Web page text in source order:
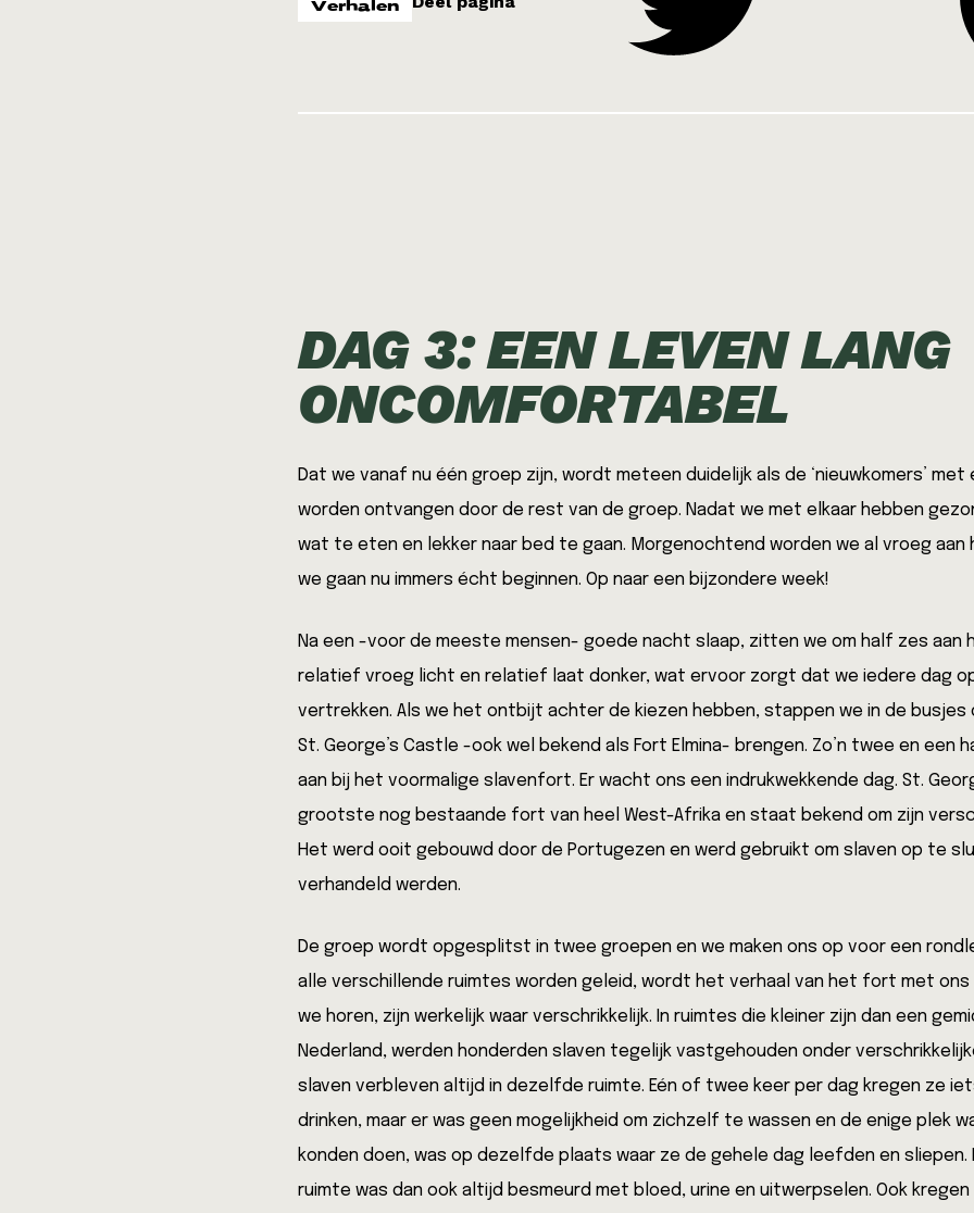
Verhalen
DAG 3: EEN LEVEN LANG
ONCOMFORTABEL
Dat we vanaf nu één groep zijn, wordt meteen duidelijk als de ‘nieuwkomers’ met
worden ontvangen door de rest van de groep. Nadat we met elkaar hebben
wat te eten en lekker naar bed te gaan. Morgenochtend worden we al vroeg
we gaan nu immers écht beginnen. Op naar een bijzondere week!
Na een -voor de meeste mensen- goede nacht slaap, zitten we om half zes aan
relatief vroeg licht en relatief laat donker, wat ervoor zorgt dat we iedere dag
vertrekken. Als we het ontbijt achter de kiezen hebben, stappen we in de busjes
St. George’s Castle -ook wel bekend als Fort Elmina- brengen. Zo’n twee en een
aan bij het voormalige slavenfort. Er wacht ons een indrukwekkende dag. St.
grootste nog bestaande fort van heel West-Afrika en staat bekend om zijn
Het werd ooit gebouwd door de Portugezen en werd gebruikt om slaven op te
verhandeld werden.
De groep wordt opgesplitst in twee groepen en we maken ons op voor een
alle verschillende ruimtes worden geleid, wordt het verhaal van het fort met ons
we horen, zijn werkelijk waar verschrikkelijk. In ruimtes die kleiner zijn dan een
Nederland, werden honderden slaven tegelijk vastgehouden onder
slaven verbleven altijd in dezelfde ruimte. Eén of twee keer per dag kregen ze
drinken, maar er was geen mogelijkheid om zichzelf te wassen en de enige plek
konden doen, was op dezelfde plaats waar ze de gehele dag leefden en sliepen.
ruimte was dan ook altijd besmeurd met bloed, urine en uitwerpselen. Ook kregen